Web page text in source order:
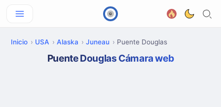
Inicio USA Alaska Juneau Puente Douglas
Puente Douglas Cámara web